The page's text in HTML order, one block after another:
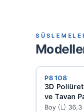
P8108
3D
ve Tavan
Boy (L) 36,3